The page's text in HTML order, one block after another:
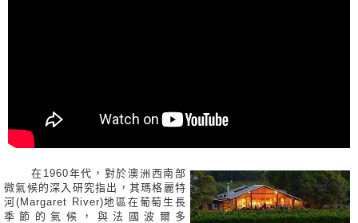
在1960年代，對於澳洲西南部
微氣候的深入研究指出，其瑪格麗特
河(Margaret River)地區在葡萄生長
季節的氣候，與法國波爾多